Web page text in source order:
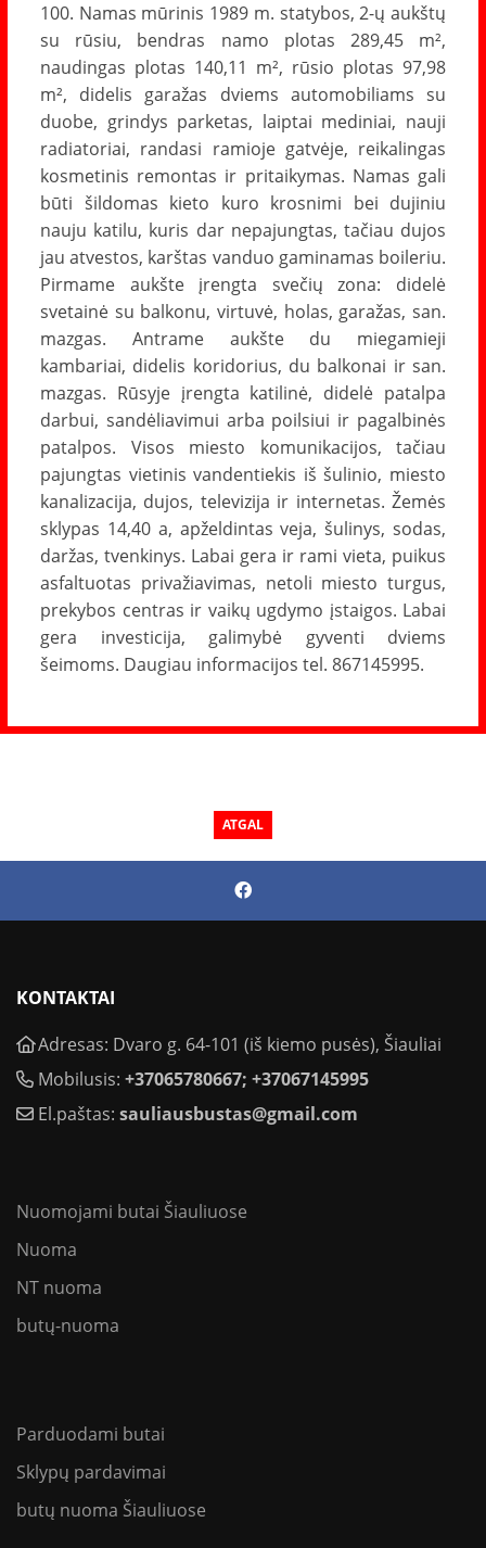
100. Namas mūrinis 1989 m. statybos, 2-ų aukštų
su rūsiu, bendras namo plotas 289,45 m²,
naudingas plotas 140,11 m², rūsio plotas 97,98
m², didelis garažas dviems automobiliams su
duobe, grindys parketas, laiptai mediniai, nauji
radiatoriai, randasi ramioje gatvėje, reikalingas
kosmetinis remontas ir pritaikymas. Namas gali
būti šildomas kieto kuro krosnimi bei dujiniu
nauju katilu, kuris dar nepajungtas, tačiau dujos
jau atvestos, karštas vanduo gaminamas boileriu.
Pirmame aukšte įrengta svečių zona: didelė
svetainė su balkonu, virtuvė, holas, garažas, san.
mazgas. Antrame aukšte du miegamieji
kambariai, didelis koridorius, du balkonai ir san.
mazgas. Rūsyje įrengta katilinė, didelė patalpa
darbui, sandėliavimui arba poilsiui ir pagalbinės
patalpos. Visos miesto komunikacijos, tačiau
pajungtas vietinis vandentiekis iš šulinio, miesto
kanalizacija, dujos, televizija ir internetas. Žemės
sklypas 14,40 a, apželdintas veja, šulinys, sodas,
daržas, tvenkinys. Labai gera ir rami vieta, puikus
asfaltuotas privažiavimas, netoli miesto turgus,
prekybos centras ir vaikų ugdymo įstaigos. Labai
gera investicija, galimybė gyventi dviems
šeimoms. Daugiau informacijos tel. 867145995.
ATGAL
KONTAKTAI
Adresas: Dvaro g. 64-101 (iš kiemo pusės), Šiauliai
Mobilusis: +37065780667; +37067145995
El.paštas: sauliausbustas@gmail.com
Nuomojami butai Šiauliuose
Nuoma
NT nuoma
butų-nuoma
Parduodami butai
Sklypų pardavimai
butų nuoma Šiauliuose